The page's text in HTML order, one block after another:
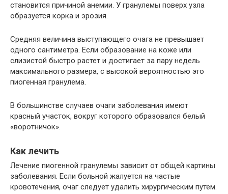
становится причиной анемии. У гранулемы поверх узла
образуется корка и эрозия.
Средняя величина выступающего очага не превышает
одного сантиметра. Если образование на коже или
слизистой быстро растет и достигает за пару недель
максимального размера, с высокой вероятностью это
пиогенная гранулема.
В большинстве случаев очаги заболевания имеют
красный участок, вокруг которого образовался белый
«воротничок».
Как лечить
Лечение пиогенной гранулемы зависит от общей картины
заболевания. Если больной жалуется на частые
кровотечения, очаг следует удалить хирургическим путем.